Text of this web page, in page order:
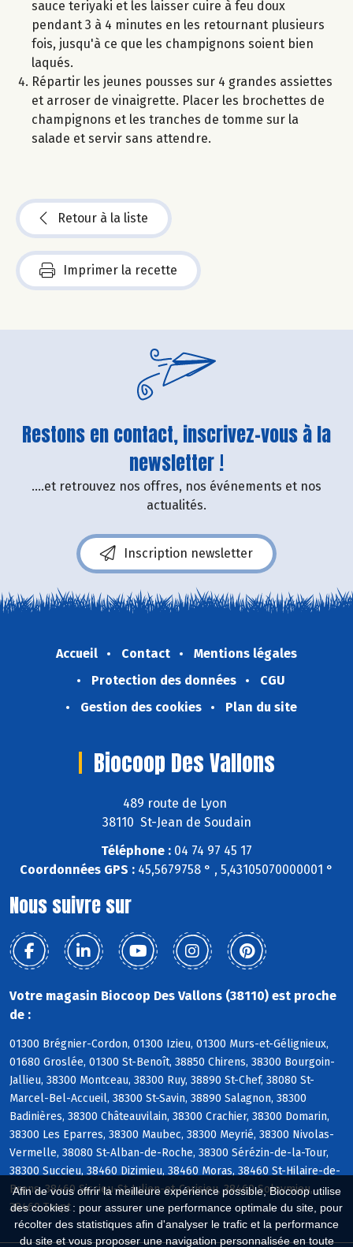
Afin de vous offrir la meilleure expérience possible, Biocoop utilise
des cookies : pour assurer une performance optimale du site, pour
récolter des statistiques afin d'analyser le trafic et la performance
du site et vous proposer une navigation personnalisée en toute
sauce teriyaki et les laisser cuire à feu doux
pendant 3 à 4 minutes en les retournant plusieurs
fois, jusqu'à ce que les champignons soient bien
laqués.
Répartir les jeunes pousses sur 4 grandes assiettes
et arroser de vinaigrette. Placer les brochettes de
champignons et les tranches de tomme sur la
salade et servir sans attendre.
Retour à la liste
Imprimer la recette
Restons en contact, inscrivez-vous à la
newsletter !
....et retrouvez nos offres, nos événements et nos
actualités.
Inscription newsletter
Accueil Contact
Mentions légales
Protection des données
CGU
Gestion des cookies
Plan du site
Biocoop Des Vallons
489 route de Lyon
38110 St-Jean de Soudain
Téléphone : 04 74 97 45 17
Coordonnées GPS : 45,5679758 ° , 5,43105070000001 °
Nous suivre sur
Votre magasin Biocoop Des Vallons (38110) est proche
de :
01300 Brégnier-Cordon, 01300 Izieu, 01300 Murs-et-Gélignieux,
01680 Groslée, 01300 St-Benoît, 38850 Chirens, 38300 Bourgoin-
Jallieu, 38300 Montceau, 38300 Ruy, 38890 St-Chef, 38080 St-
Marcel-Bel-Accueil, 38300 St-Savin, 38890 Salagnon, 38300
Badinières, 38300 Châteauvilain, 38300 Crachier, 38300 Domarin,
38300 Les Eparres, 38300 Maubec, 38300 Meyrié, 38300 Nivolas-
Vermelle, 38080 St-Alban-de-Roche, 38300 Sérézin-de-la-Tour,
38300 Succieu, 38460 Dizimieu, 38460 Moras, 38460 St-Hilaire-de-
Brens, 38460 Siccieu-St-Julien-et-Carisieu, 38460 Soleymieu,
38460 Trept